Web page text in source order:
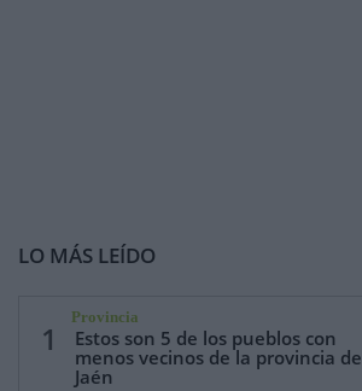
LO MÁS LEÍDO
1
Provincia
Estos son 5 de los pueblos con
menos vecinos de la provincia de
Jaén